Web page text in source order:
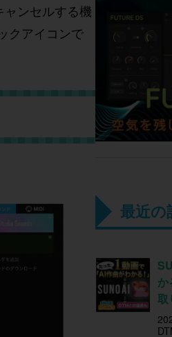
ンセルする機
クアイコンで
最近の
か
取